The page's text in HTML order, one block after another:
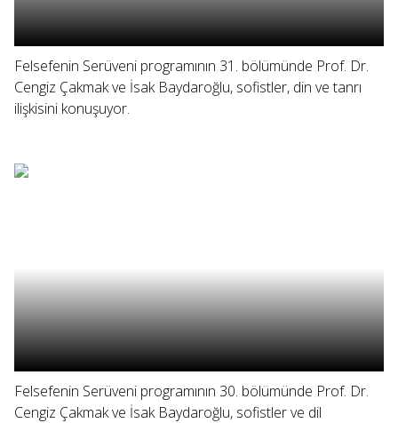
Felsefenin Serüveni programının 31. bölümünde Prof. Dr.
Cengiz Çakmak ve İsak Baydaroğlu, sofistler, din ve tanrı
ilişkisini konuşuyor.
Felsefenin Serüveni programının 30. bölümünde Prof. Dr.
Cengiz Çakmak ve İsak Baydaroğlu, sofistler ve dil